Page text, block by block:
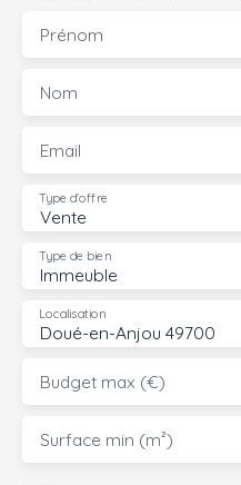
Prénom
Nom
Email
Vente
Type d'offre
Immeuble
Type de bien
Doué-en-Anjou 49700
Localisation
Budget max (€)
Surface min (m²)